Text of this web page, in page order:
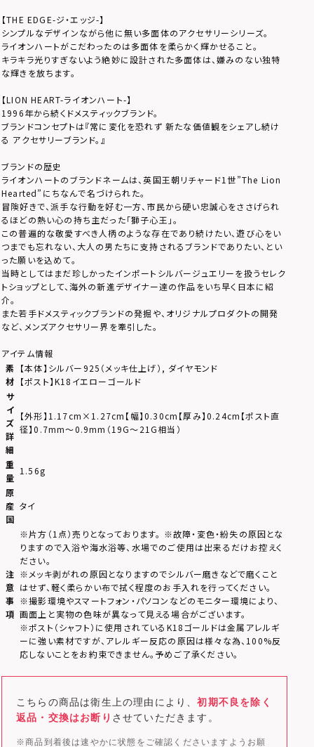
【THE EDGE-ジ・エッジ-】
シンプルなデザインながら他に無い多面体のアクセサリーシリーズ。
ライオンハートがこだわったのは多面体を柔らかく輝かせること。
キラキラ光りすぎないよう絶妙に設計された多面体は、嫌みのない独特
な輝きを放ちます。
【LION HEART-ライオンハート-】
1996年から続くドメスティックブランド。
ブランドコンセプトは『常に変化を恐れず 新たな価値観をシェアし続け
る アクセサリーブランド。』
ブランドの歴史
ライオンハートのブランドネームは、英国王朝リチャード1世”The Lion
Hearted”にちなんで名づけられた。
冒険好きで、派手な行動を好む一方、市民から硬い忠誠心をささげられ
るほどの熱い心の持ち主だった「獅子心王」。
この普遍的な敬愛すべき人柄のような存在であり続けたい、遊び心をい
つまでも忘れない、大人の男たちに支持されるブランドでありたい、とい
った願いを込めて。
当時としてはまだ珍しかったインポートシルバージュエリーを扱うセレク
トショップとして、海外の新進デザイナー達の作品をいち早く日本に紹
介。
また若手ドメスティックブランドの発掘や、オリジナルプロダクトの開発
など、メンズアクセサリー界を牽引した。
アイテム情報
素
材
【本体】シルバー925（メッキ仕上げ）, ダイヤモンド
【ポスト】K18イエローゴールド
サ
イ
ズ
詳
細
【外形】1.17cm×1.27cm【幅】0.30cm【厚み】0.24cm【ポスト直
径】0.7mm～0.9mm（19G～21G相当）
重
量
1.56g
原
産
国
タイ
注
意
事
項
※片方（1点）売りとなっております。 ※故障・変色・紛失の原因とな
りますので入浴や海水浴等、水場でのご使用は出来るだけお控えく
ださい。
※メッキ剥がれの原因となりますのでシルバー磨きなどで磨くこと
はせず、軽く柔らかい布で拭く程度のお手入れを行ってください。
※撮影環境やスマートフォン・パソコンなどのモニター環境により、
画面上と実物の色味が異なって見える場合がございます。
※ポスト（シャフト）に使用されているK18ゴールドは金属アレルギ
ーに強い素材ですが、アレルギー反応の原因は様々な為、100%反
応しないことをお約束できません。予めご了承ください。
こちらの商品は衛生上の理由により、初期不良を除く
返品・交換はお断り させていただきます。
※商品到着後は速やかに状態をご確認くださいますようお願